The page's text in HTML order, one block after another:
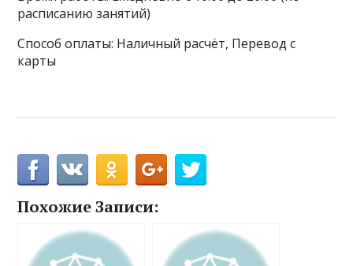
расписанию занятий)
Способ оплаты: Наличный расчёт, Перевод с
карты
Похожие Записи: